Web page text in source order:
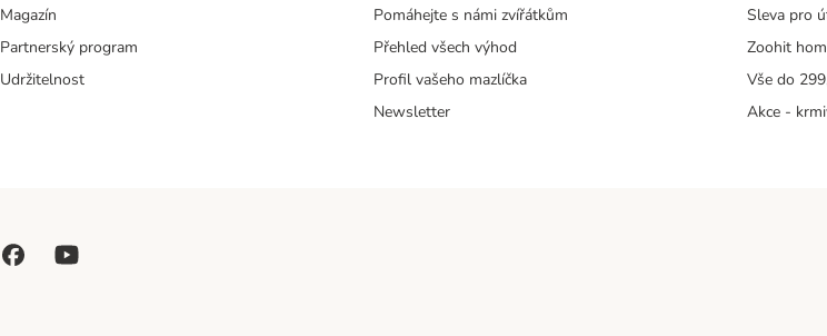
Magazín
Partnerský program
Udržitelnost
Pomáhejte s námi zvířátkům
Přehled všech výhod
Profil vašeho mazlíčka
Newsletter
Sleva pro
Zoohit
Vše do
Akce -